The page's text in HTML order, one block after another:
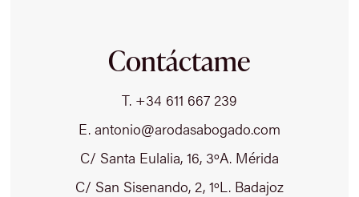
Contáctame
T. +34 611 667 239
E. antonio@arodasabogado.com
C/ Santa Eulalia, 16, 3ºA. Mérida
C/ San Sisenando, 2, 1ºL. Badajoz